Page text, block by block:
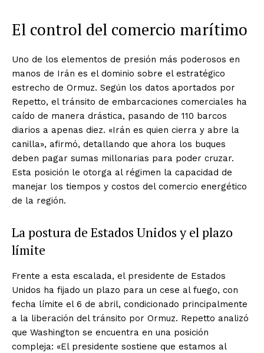
El control del comercio marítimo
Uno de los elementos de presión más poderosos en
manos de Irán es el dominio sobre el estratégico
estrecho de Ormuz. Según los datos aportados por
Repetto, el tránsito de embarcaciones comerciales ha
caído de manera drástica, pasando de 110 barcos
diarios a apenas diez. «Irán es quien cierra y abre la
canilla», afirmó, detallando que ahora los buques
deben pagar sumas millonarias para poder cruzar.
Esta posición le otorga al régimen la capacidad de
manejar los tiempos y costos del comercio energético
de la región.
La postura de Estados Unidos y el plazo
límite
Frente a esta escalada, el presidente de Estados
Unidos ha fijado un plazo para un cese al fuego, con
fecha límite el 6 de abril, condicionado principalmente
a la liberación del tránsito por Ormuz. Repetto analizó
que Washington se encuentra en una posición
compleja: «El presidente sostiene que estamos al